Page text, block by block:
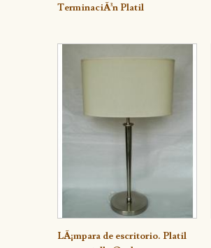
TerminaciÃ³n Platil
Detalle
LÃ¡mpara de escritorio. Platil